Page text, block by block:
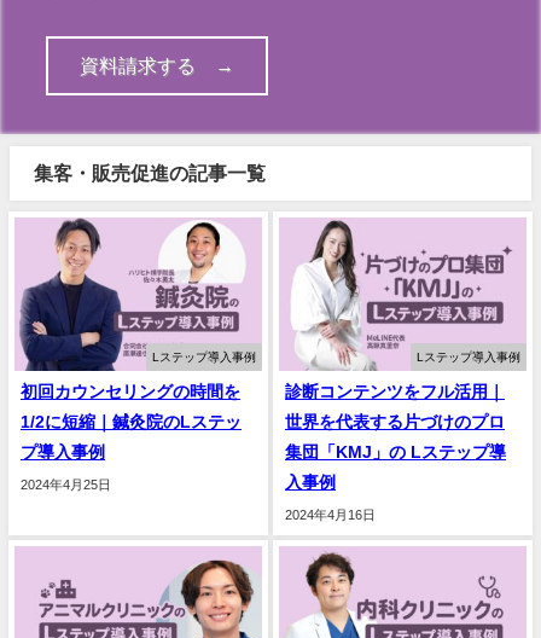
資料請求する →
集客・販売促進の記事一覧
Lステップ導入事例
初回カウンセリングの時間を
1/2に短縮｜鍼灸院のLステッ
プ導入事例
2024年4月25日
Lステップ導入事例
診断コンテンツをフル活用｜
世界を代表する片づけのプロ
集団「KMJ」の Lステップ導
入事例
2024年4月16日